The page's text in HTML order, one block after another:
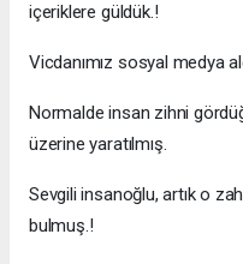
içeriklere güldük.!
Vicdanımız sosyal medya
Normalde insan zihni
üzerine yaratılmış.
Sevgili insanoğlu, artık o
bulmuş.!